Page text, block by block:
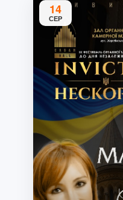
14
СЕР